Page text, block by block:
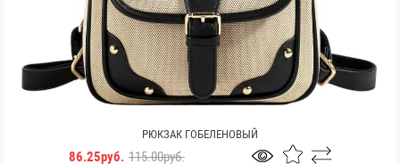
РЮКЗАК ГОБЕЛЕНОВЫЙ
86.25руб. 115.00руб.